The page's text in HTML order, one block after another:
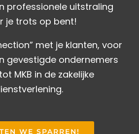
professionele uitstraling
je trots op bent!
met je klanten, voor
gevestigde ondernemers
MKB in de zakelijke
WE SPARREN!